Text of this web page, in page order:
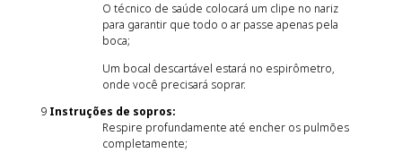
O técnico de saúde colocará um clipe no nariz
para garantir que todo o ar passe apenas pela
boca;
Um bocal descartável estará no espirômetro,
onde você precisará soprar.
Instruções de sopros:
Respire profundamente até encher os pulmões
completamente;